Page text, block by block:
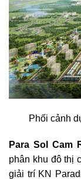
Phối cảnh
Para Sol Cam
phân khu đô thị
giải trí KN